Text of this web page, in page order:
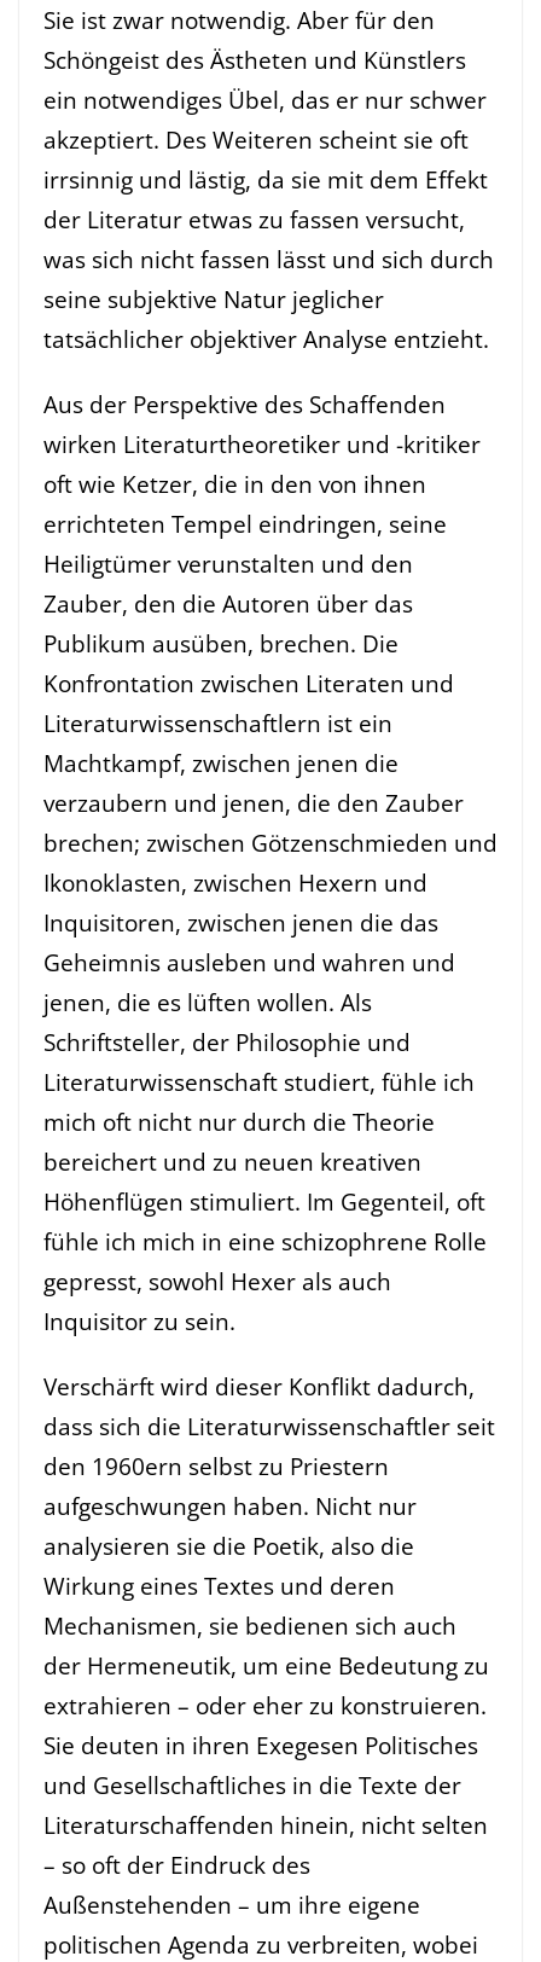
Sie ist zwar notwendig. Aber für den
Schöngeist des Ästheten und Künstlers
ein notwendiges Übel, das er nur schwer
akzeptiert. Des Weiteren scheint sie oft
irrsinnig und lästig, da sie mit dem Effekt
der Literatur etwas zu fassen versucht,
was sich nicht fassen lässt und sich durch
seine subjektive Natur jeglicher
tatsächlicher objektiver Analyse entzieht.
Aus der Perspektive des Schaffenden
wirken Literaturtheoretiker und -kritiker
oft wie Ketzer, die in den von ihnen
errichteten Tempel eindringen, seine
Heiligtümer verunstalten und den
Zauber, den die Autoren über das
Publikum ausüben, brechen. Die
Konfrontation zwischen Literaten und
Literaturwissenschaftlern ist ein
Machtkampf, zwischen jenen die
verzaubern und jenen, die den Zauber
brechen; zwischen Götzenschmieden und
Ikonoklasten, zwischen Hexern und
Inquisitoren, zwischen jenen die das
Geheimnis ausleben und wahren und
jenen, die es lüften wollen. Als
Schriftsteller, der Philosophie und
Literaturwissenschaft studiert, fühle ich
mich oft nicht nur durch die Theorie
bereichert und zu neuen kreativen
Höhenflügen stimuliert. Im Gegenteil, oft
fühle ich mich in eine schizophrene Rolle
gepresst, sowohl Hexer als auch
Inquisitor zu sein.
Verschärft wird dieser Konflikt dadurch,
dass sich die Literaturwissenschaftler seit
den 1960ern selbst zu Priestern
aufgeschwungen haben. Nicht nur
analysieren sie die Poetik, also die
Wirkung eines Textes und deren
Mechanismen, sie bedienen sich auch
der Hermeneutik, um eine Bedeutung zu
extrahieren – oder eher zu konstruieren.
Sie deuten in ihren Exegesen Politisches
und Gesellschaftliches in die Texte der
Literaturschaffenden hinein, nicht selten
– so oft der Eindruck des
Außenstehenden – um ihre eigene
politischen Agenda zu verbreiten, wobei